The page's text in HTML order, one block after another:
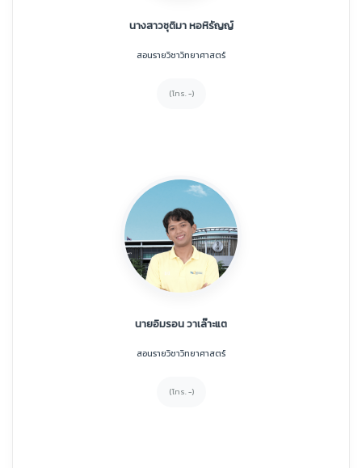
นางสาวชุติมา หอหิรัญญ์
สอนรายวิชาวิทยาศาสตร์
(โทร. -)
นายอิมรอน วาเล๊าะแต
สอนรายวิชาวิทยาศาสตร์
(โทร. -)